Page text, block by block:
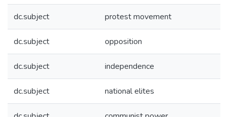
dc.subject protest movement
dc.subject opposition
dc.subject independence
dc.subject national elites